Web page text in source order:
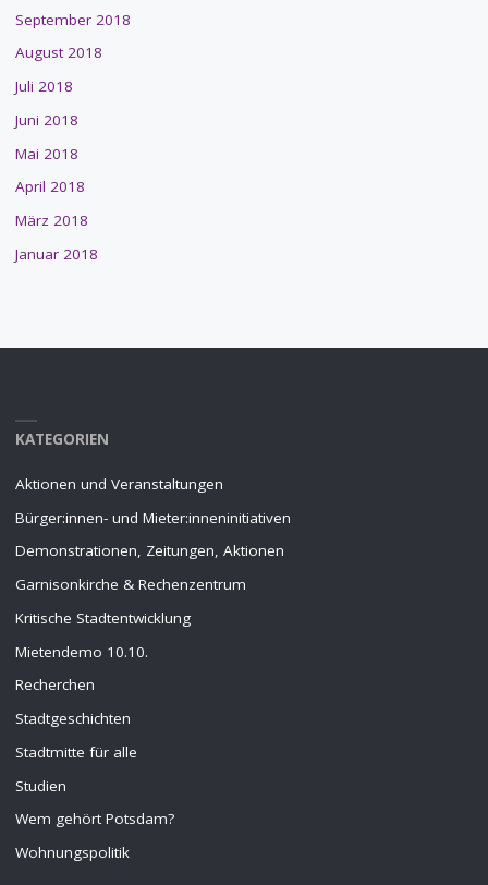
September 2018
August 2018
Juli 2018
Juni 2018
Mai 2018
April 2018
März 2018
Januar 2018
KATEGORIEN
Aktionen und Veranstaltungen
Bürger:innen- und Mieter:inneninitiativen
Demonstrationen, Zeitungen, Aktionen
Garnisonkirche & Rechenzentrum
Kritische Stadtentwicklung
Mietendemo 10.10.
Recherchen
Stadtgeschichten
Stadtmitte für alle
Studien
Wem gehört Potsdam?
Wohnungspolitik